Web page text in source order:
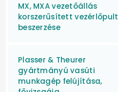
MX, MXA vezetőállás
korszerűsített vezérlőpult
beszerzése
Plasser & Theurer
gyártmányú vasúti
munkagép felújítása,